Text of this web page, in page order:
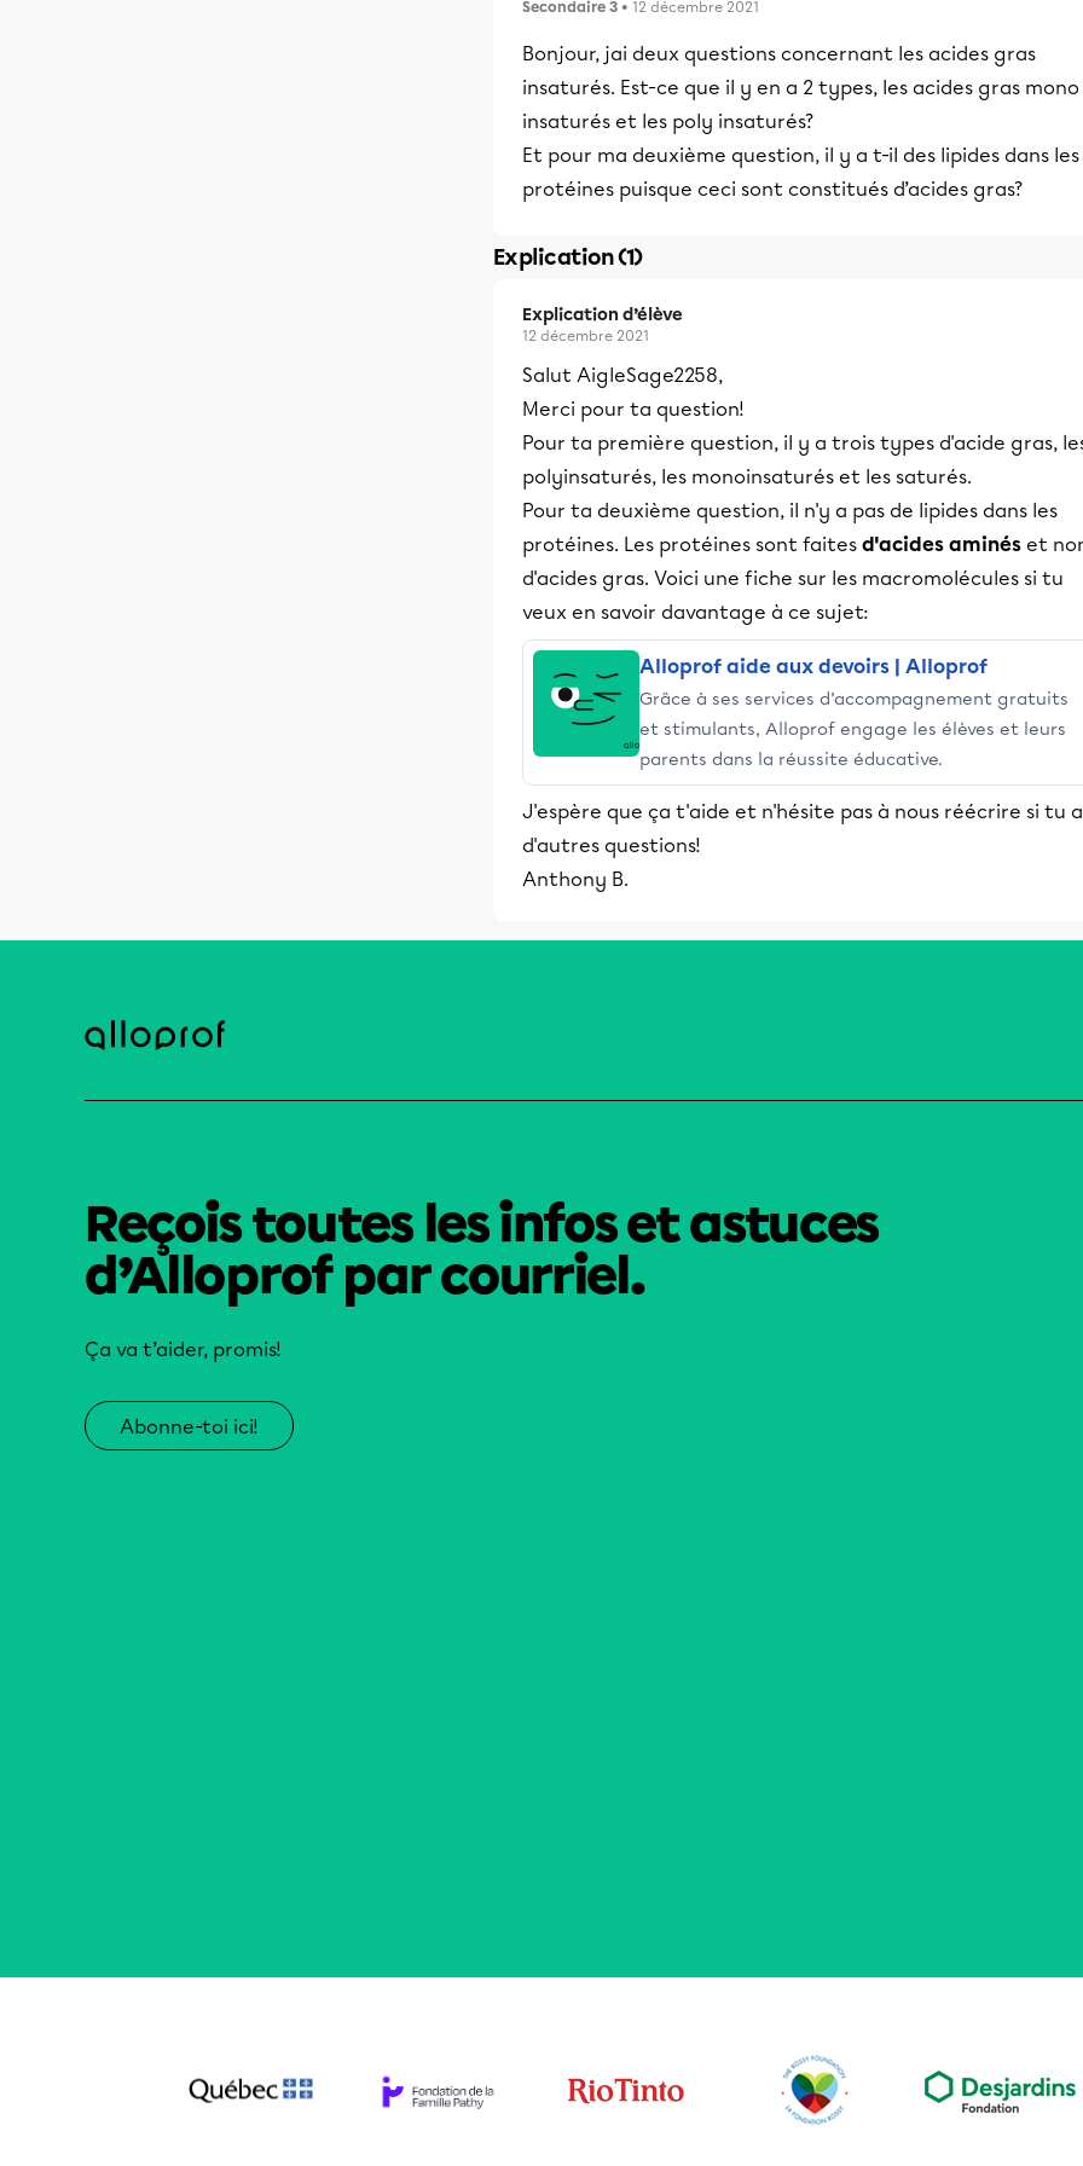
Secondaire 3 • 12 décembre 2021
Bonjour, jai deux questions concernant les acides gras
insaturés. Est-ce que il y en a 2 types, les acides gras mono
insaturés et les poly insaturés?
Et pour ma deuxième question, il y a t-il des lipides dans les
protéines puisque ceci sont constitués d’acides gras?
Explication (1)
Explication d’élève
12 décembre 2021
Salut AigleSage2258,
Merci pour ta question!
Pour ta première question, il y a trois types d'acide gras,
polyinsaturés, les monoinsaturés et les saturés.
Pour ta deuxième question, il n'y a pas de lipides dans les
protéines. Les protéines sont faites d'acides aminés et
d'acides gras. Voici une fiche sur les macromolécules si tu
veux en savoir davantage à ce sujet:
Alloprof aide aux devoirs | Alloprof
Grâce à ses services d’accompagnement gratuits
et stimulants, Alloprof engage les élèves et leurs
parents dans la réussite éducative.
J'espère que ça t'aide et n'hésite pas à nous réécrire si tu
d'autres questions!
Anthony B.
Reçois toutes les infos et astuces
d’Alloprof par courriel.
Ça va t’aider, promis!
Abonne-toi ici!